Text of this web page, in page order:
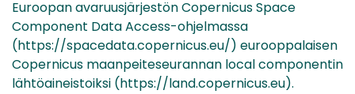
Euroopan avaruusjärjestön Copernicus Space
Component Data Access-ohjelmassa
(https://spacedata.copernicus.eu/) eurooppalaisen
Copernicus maanpeiteseurannan local componentin
lähtöaineistoiksi (https://land.copernicus.eu).